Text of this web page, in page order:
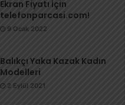
Ekran Fiyatı İçin
telefonparcasi.com!
9 Ocak 2022
Balıkçı Yaka Kazak Kadın
Modelleri
2 Eylül 2021